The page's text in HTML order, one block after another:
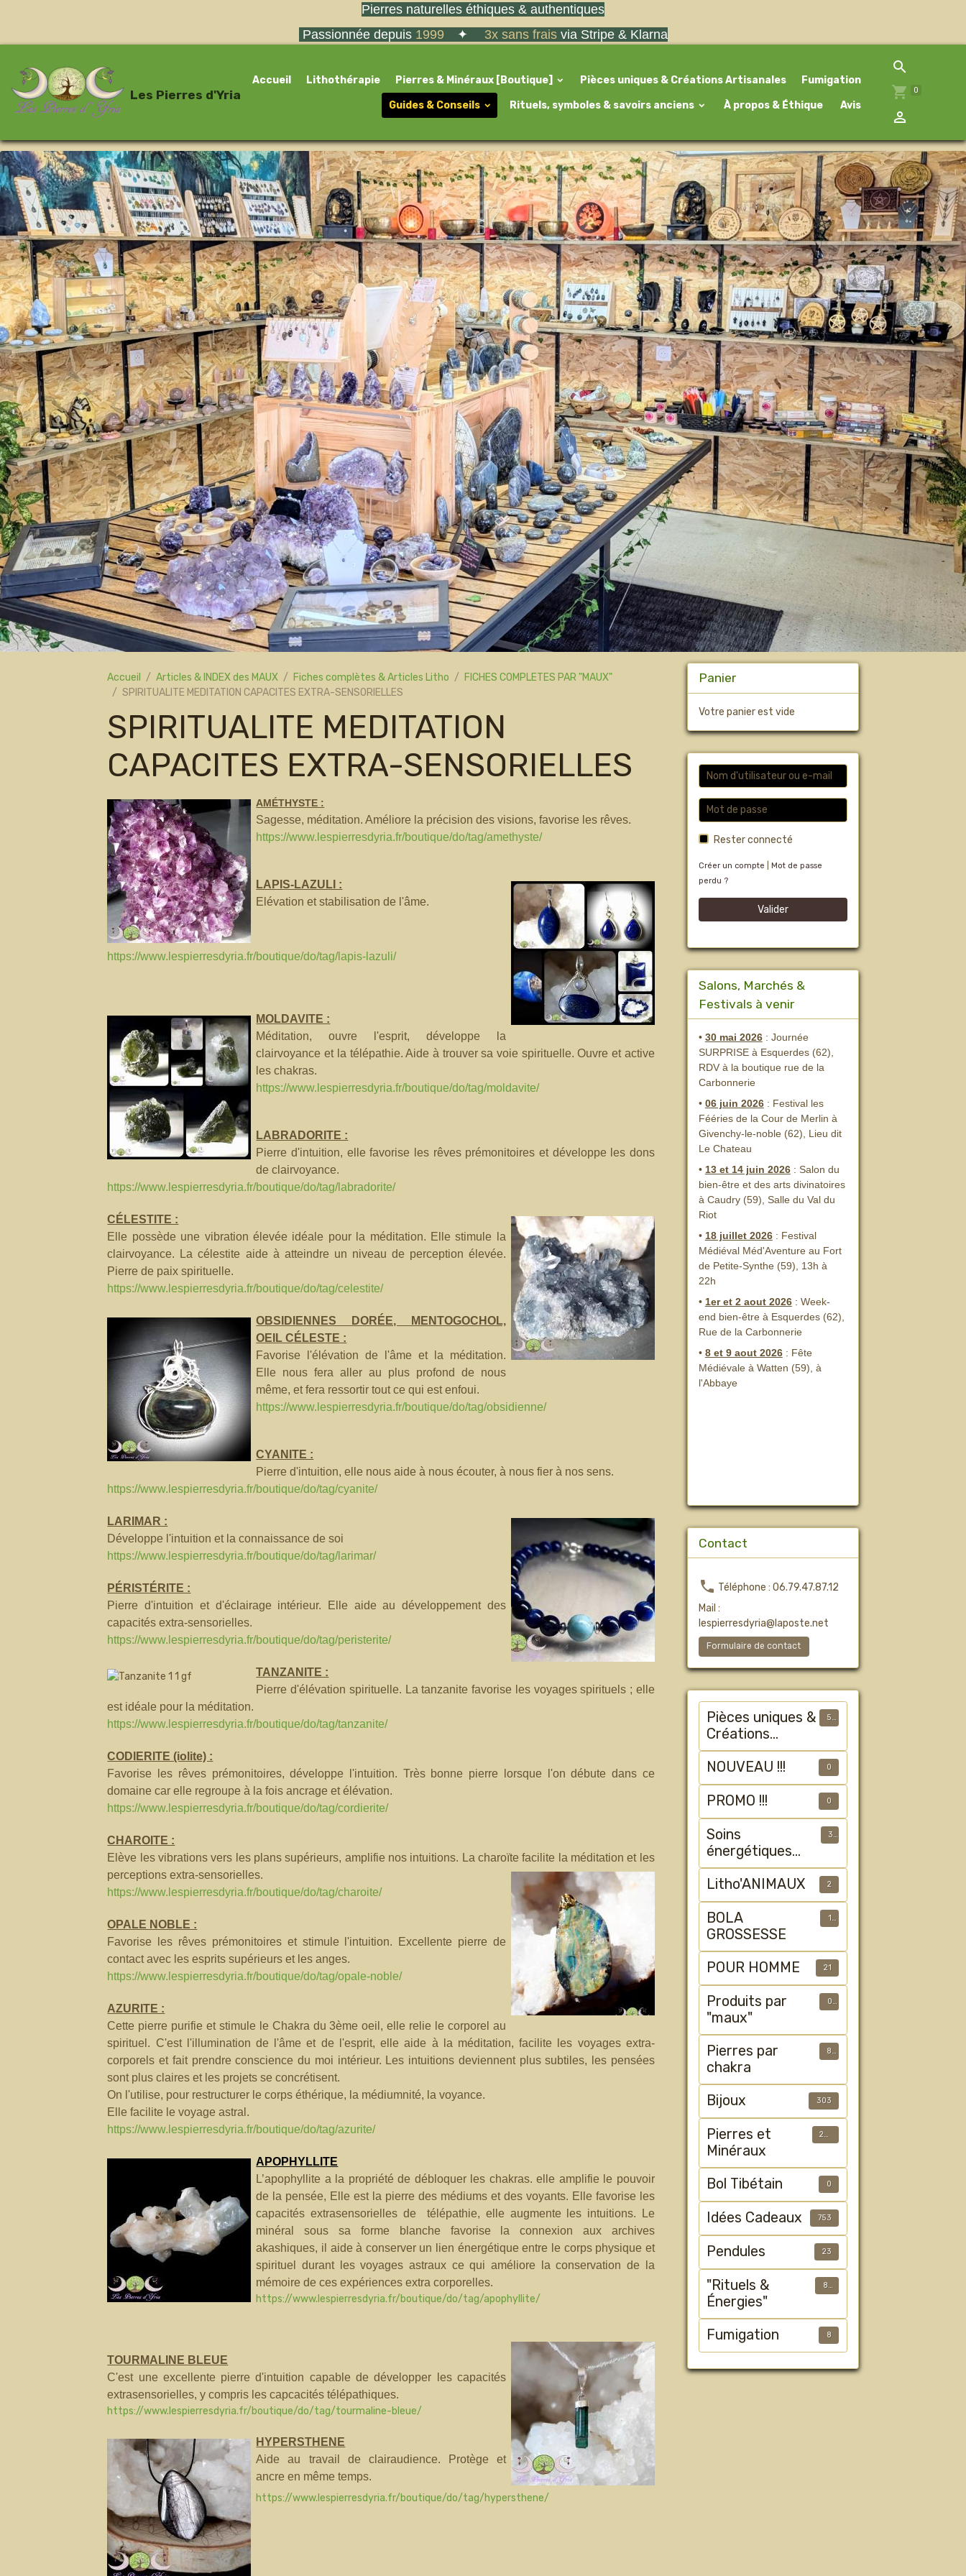
Pierres naturelles éthiques & authentiques
Passionnée depuis 1999 ✦ 3x sans fraisvia Stripe & Klarna
Les Pierres d'Yria
Accueil Lithothérapie Pierres & Minéraux [Boutique] Pièces uniques & Créations Artisanales Fumigation
Guides & Conseils Rituels, symboles & savoirs anciens À propos & Éthique Avis
0
Accueil Articles & INDEX des MAUX Fiches complètes & Articles Litho
FICHES COMPLETES PAR "MAUX"
SPIRITUALITE MEDITATION CAPACITES EXTRA-SENSORIELLES
SPIRITUALITE MEDITATION
CAPACITES EXTRA-SENSORIELLES
AMÉTHYSTE :
Sagesse, méditation. Améliore la précision des visions, favorise les rêves.
https://www.lespierresdyria.fr/boutique/do/tag/amethyste/
LAPIS-LAZULI :
Elévation et stabilisation de l'âme.
https://www.lespierresdyria.fr/boutique/do/tag/lapis-lazuli/
MOLDAVITE :
Méditation, ouvre l'esprit, développe la
clairvoyance et la télépathie. Aide à trouver sa voie spirituelle. Ouvre et active
les chakras.
https://www.lespierresdyria.fr/boutique/do/tag/moldavite/
LABRADORITE :
Pierre d'intuition, elle favorise les rêves prémonitoires et développe les dons
de clairvoyance.
https://www.lespierresdyria.fr/boutique/do/tag/labradorite/
CÉLESTITE :
Elle possède une vibration élevée idéale pour la méditation. Elle stimule la
clairvoyance. La célestite aide à atteindre un niveau de perception élevée.
Pierre de paix spirituelle.
https://www.lespierresdyria.fr/boutique/do/tag/celestite/
OBSIDIENNES DORÉE, MENTOGOCHOL,
OEIL CÉLESTE :
Favorise l'élévation de l'âme et la méditation.
Elle nous fera aller au plus profond de nous
même, et fera ressortir tout ce qui est enfoui.
https://www.lespierresdyria.fr/boutique/do/tag/obsidienne/
CYANITE :
Pierre d'intuition, elle nous aide à nous écouter, à nous fier à nos sens.
https://www.lespierresdyria.fr/boutique/do/tag/cyanite/
LARIMAR :
Développe l'intuition et la connaissance de soi
https://www.lespierresdyria.fr/boutique/do/tag/larimar/
PÉRISTÉRITE :
Pierre d'intuition et d'éclairage intérieur. Elle aide au développement des
capacités extra-sensorielles.
https://www.lespierresdyria.fr/boutique/do/tag/peristerite/
TANZANITE :
Pierre d'élévation spirituelle. La tanzanite favorise les voyages spirituels ; elle
est idéale pour la méditation.
https://www.lespierresdyria.fr/boutique/do/tag/tanzanite/
CODIERITE (iolite) :
Favorise les rêves prémonitoires, développe l'intuition. Très bonne pierre lorsque l'on débute dans ce
domaine car elle regroupe à la fois ancrage et élévation.
https://www.lespierresdyria.fr/boutique/do/tag/cordierite/
CHAROITE :
Elève les vibrations vers les plans supérieurs, amplifie nos intuitions. La charoïte facilite la méditation et les
perceptions extra-sensorielles.
https://www.lespierresdyria.fr/boutique/do/tag/charoite/
OPALE NOBLE :
Favorise les rêves prémonitoires et stimule l'intuition. Excellente pierre de
contact avec les esprits supérieurs et les anges.
https://www.lespierresdyria.fr/boutique/do/tag/opale-noble/
AZURITE :
Cette pierre purifie et stimule le Chakra du 3ème oeil, elle relie le corporel au
spirituel. C'est l'illumination de l'âme et de l'esprit, elle aide à la méditation, facilite les voyages extra-
corporels et fait prendre conscience du moi intérieur. Les intuitions deviennent plus subtiles, les pensées
sont plus claires et les projets se concrétisent.
On l'utilise, pour restructurer le corps éthérique, la médiumnité, la voyance.
Elle facilite le voyage astral.
https://www.lespierresdyria.fr/boutique/do/tag/azurite/
APOPHYLLITE
L’apophyllite a la propriété de débloquer les chakras. elle amplifie le pouvoir
de la pensée, Elle est la pierre des médiums et des voyants. Elle favorise les
capacités extrasensorielles de télépathie, elle augmente les intuitions. Le
minéral sous sa forme blanche favorise la connexion aux archives
akashiques, il aide à conserver un lien énergétique entre le corps physique et
spirituel durant les voyages astraux ce qui améliore la conservation de la
mémoire de ces expériences extra corporelles.
https://www.lespierresdyria.fr/boutique/do/tag/apophyllite/
TOURMALINE BLEUE
C'est une excellente pierre d'intuition capable de développer les capacités
extrasensorielles, y compris les capcacités télépathiques.
https://www.lespierresdyria.fr/boutique/do/tag/tourmaline-bleue/
HYPERSTHENE
Aide au travail de clairaudience. Protège et
ancre en même temps.
https://www.lespierresdyria.fr/boutique/do/tag/hypersthene/
Panier
Votre panier est vide
Rester connecté
Créer un compte
Mot de passe
perdu ?
Valider
Salons, Marchés &
Festivals à venir
• 30 mai 2026: Journée
SURPRISE à Esquerdes (62),
RDV à la boutique rue de la
Carbonnerie
• 06 juin 2026: Festival les
Fééries de la Cour de Merlin à
Givenchy-le-noble (62), Lieu dit
Le Chateau
• 13 et 14 juin 2026: Salon du
bien-être et des arts divinatoires
à Caudry (59), Salle du Val du
Riot
• 18 juillet 2026: Festival
Médiéval Méd'Aventure au Fort
de Petite-Synthe (59), 13h à
22h
• 1er et 2 aout 2026: Week-
end bien-être à Esquerdes (62),
Rue de la Carbonnerie
• 8 et 9 aout 2026: Fête
Médiévale à Watten (59), à
l'Abbaye
Contact
Téléphone : 06.79.47.87.12
Mail :
lespierresdyria@laposte.net
Formulaire de contact
Pièces uniques &
Créations
Artisanales
50
NOUVEAU !!! 0
PROMO !!! 0
Soins
énergétiques
animalier
3
Litho'ANIMAUX 2
BOLA
GROSSESSE
1
POUR HOMME 21
Produits par
"maux"
0
Pierres par
chakra
8
Bijoux 303
Pierres et
Minéraux
233
Bol Tibétain 0
Idées Cadeaux 753
Pendules 23
"Rituels &
Énergies"
89
Fumigation 8